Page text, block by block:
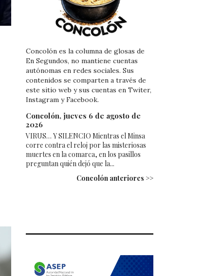
Concolón es la columna de glosas de
En Segundos, no mantiene cuentas
autónomas en redes sociales. Sus
contenidos se comparten a través de
este sitio web y sus cuentas en Twiter,
Instagram y Facebook.
Concolón, jueves 6 de agosto de
2026
VIRUS… Y SILENCIO Mientras el Minsa
corre contra el reloj por las misteriosas
muertes en la comarca, en los pasillos
preguntan quién dejó que la...
Concolón anteriores >>